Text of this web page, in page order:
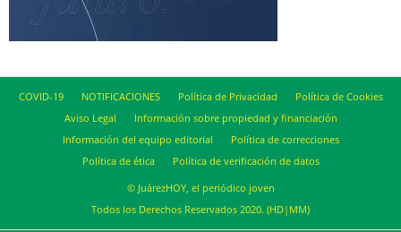
COVID-19 NOTIFICACIONES Política de Privacidad
Política de Cookies
Aviso Legal
Información sobre propiedad y financiación
Información del equipo editorial
Política de correcciones
Política de ética
Política de verificación de datos
© JuárezHOY, el periódico joven
Todos los Derechos Reservados 2020. (HD|MM)